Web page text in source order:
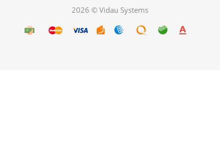
2026 © Vidau Systems